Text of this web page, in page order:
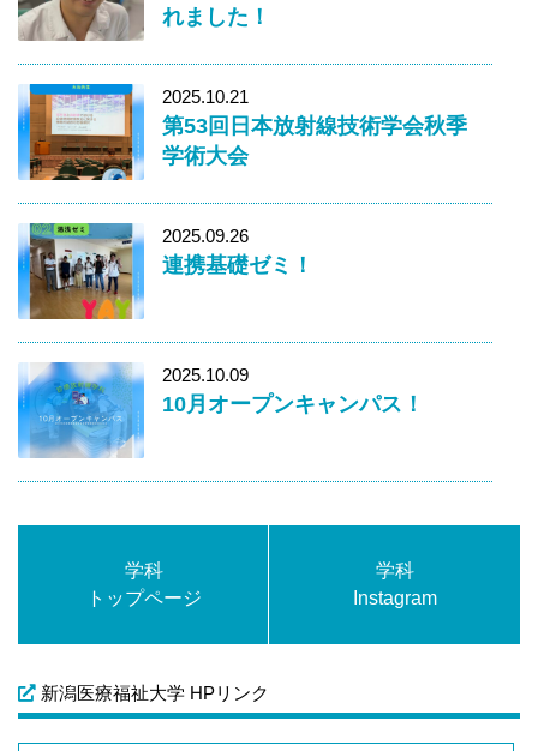
れました！
2025.10.21
第53回日本放射線技術学会秋季
学術大会
2025.09.26
連携基礎ゼミ！
2025.10.09
10月オープンキャンパス！
学科
トップページ
学科
Instagram
新潟医療福祉大学 HPリンク